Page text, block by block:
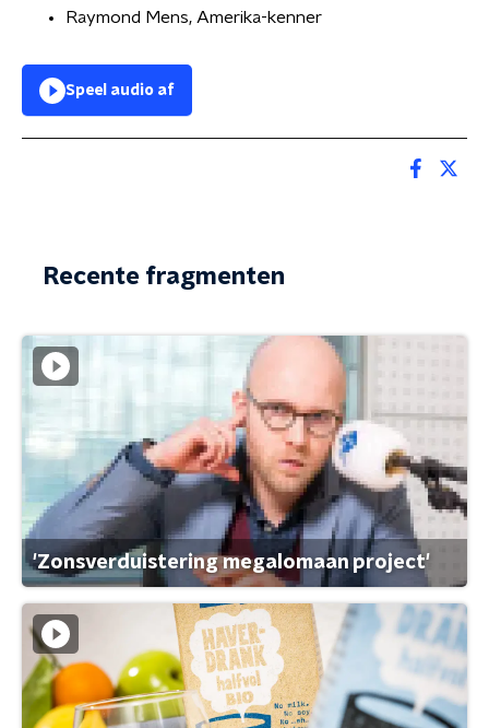
Raymond Mens, Amerika-kenner
Speel audio af
Recente fragmenten
'Zonsverduistering megalomaan project'